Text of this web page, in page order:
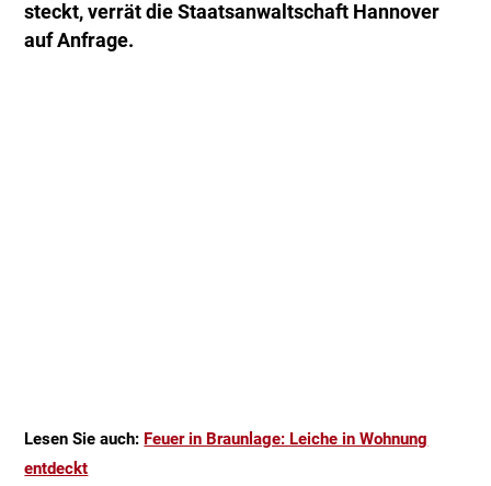
steckt, verrät die Staatsanwaltschaft Hannover
auf Anfrage.
Lesen Sie auch: Feuer in Braunlage: Leiche in Wohnung
entdeckt